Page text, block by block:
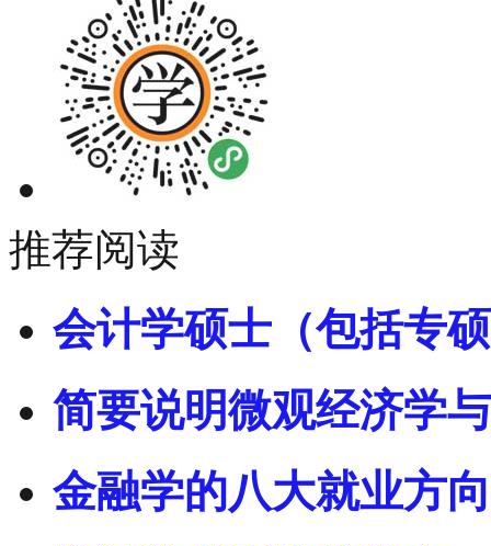
推荐阅读
会计学硕士（包括专
简要说明微观经济学
金融学的八大就业方